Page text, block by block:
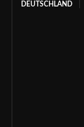
DEUTSCHLAND